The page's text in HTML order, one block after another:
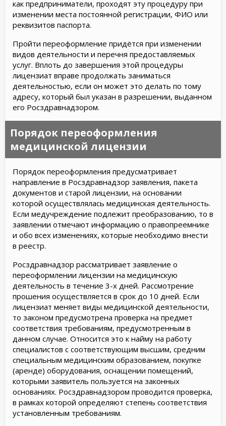
как предприниматели, проходят эту процедуру при
изменении места постоянной регистрации, ФИО или
реквизитов паспорта.
Пройти переоформление придётся при изменении
видов деятельности и перечня предоставляемых
услуг. Вплоть до завершения этой процедуры
лицензиат вправе продолжать заниматься
деятельностью, если он может это делать по тому
адресу, который был указан в разрешении, выданном
его Росздравнадзором.
Порядок переоформления
медицинской лицензии
Порядок переоформления предусматривает
направление в Росздравнадзор заявления, пакета
документов и старой лицензии, на основании
которой осуществлялась медицинская деятельность.
Если медучреждение подлежит преобразованию, то в
заявлении отмечают информацию о правопреемнике
и обо всех изменениях, которые необходимо внести
в реестр.
Росздравнадзор рассматривает заявление о
переоформлении лицензии на медицинскую
деятельность в течение 3-х дней. Рассмотрение
прошения осуществляется в срок до 10 дней. Если
лицензиат меняет виды медицинской деятельности,
то законом предусмотрена проверка на предмет
соответствия требованиям, предусмотренным в
данном случае. Относится это к найму на работу
специалистов с соответствующим высшим, средним
специальным медицинским образованием, покупке
(аренде) оборудования, оснащении помещений,
которыми заявитель пользуется на законных
основаниях. Росздравнадзором проводится проверка,
в рамках которой определяют степень соответствия
установленным требованиям.